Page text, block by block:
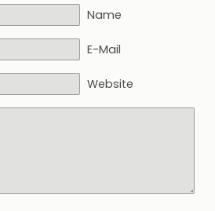
Name
E-Mail
Website